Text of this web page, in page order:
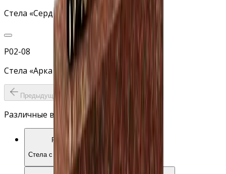
Стела «Сердце с ромашками»
Р02-08
Стела «Арка с розами»
Предыдущий слайд
Различные варианты памятника
Р02-02
Стела с розами снизу